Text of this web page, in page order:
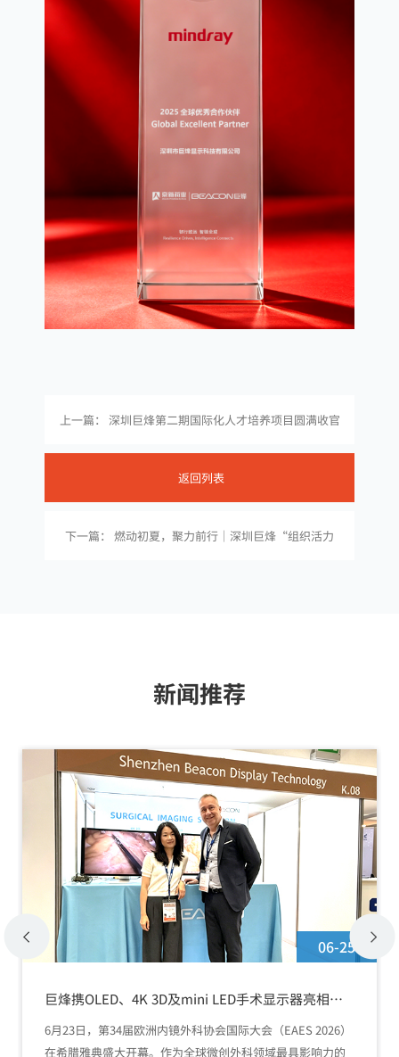
上一篇： 深圳巨烽第二期国际化人才培养项目圆满收官
返回列表
下一篇： 燃动初夏，聚力前行｜深圳巨烽“组织活力
新闻推荐
06-25
巨烽携OLED、4K 3D及mini LED手术显示器亮相
6月23日，第34届欧洲内镜外科协会国际大会（EAES 2026）
在希腊雅典盛大开幕。作为全球微创外科领域最具影响力的